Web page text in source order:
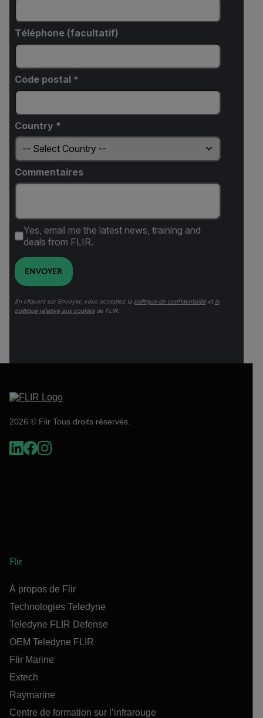
Téléphone (facultatif)
Code postal *
Country *
Commentaires
Yes, email me the latest news, training and
deals from FLIR.
ENVOYER
En cliquant sur Envoyer, vous acceptez la politique de confidentialitéet la
politique relative aux cookiesde FLIR.
2026 © Flir Tous droits réservés.
Flir
À propos de Flir
Technologies Teledyne
Teledyne FLIR Defense
OEM Teledyne FLIR
Flir Marine
Extech
Raymarine
Centre de formation sur l’infrarouge